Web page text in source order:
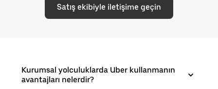
Satış ekibiyle iletişime geçin
Kurumsal yolculuklarda Uber kullanmanın
avantajları nelerdir?